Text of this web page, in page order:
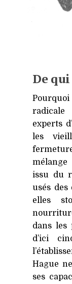
De
radicale
experts
les
issu du
usés
elles
dans les
d’ici
Hague
ses